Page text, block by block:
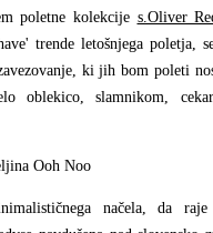
poletne kolekcije s.Oliver
trende letošnjega poletja,
ki jih bom poleti
oblekico, slamnikom,
Ooh Noo
načela, da